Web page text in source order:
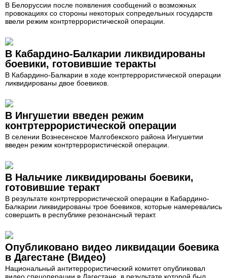
В Белоруссии после появления сообщений о возможных
провокациях со стороны некоторых сопредельных государств
ввели режим контртеррористической операции.
В Кабардино-Балкарии ликвидированы
боевики, готовившие теракты
В Кабардино-Балкарии в ходе контртеррористической операции
ликвидированы двое боевиков.
В Ингушетии введен режим
контртеррористической операции
В селении Вознесенское Малгобекского района Ингушетии
введен режим контртеррористической операции.
В Нальчике ликвидированы боевики,
готовившие теракт
В результате контртеррористической операции в Кабардино-
Балкарии ликвидированы трое боевиков, которые намеревались
совершить в республике резонансный теракт.
Опубликовано видео ликвидации боевика
в Дагестане (Видео)
Национальный антитеррористический комитет опубликовал
видео спецоперации в Дагестане, в результате которой был